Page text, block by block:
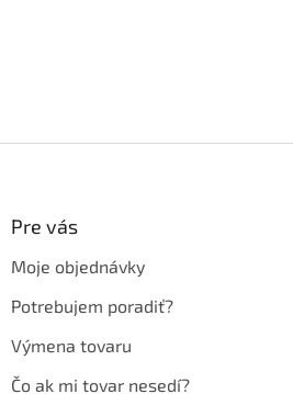
Pre vás
Moje objednávky
Potrebujem poradiť?
Výmena tovaru
Čo ak mi tovar nesedí?